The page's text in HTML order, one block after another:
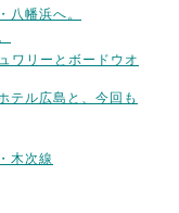
幡浜へ。
ワリーとボードウオ
テル広島と、今回も
木次線